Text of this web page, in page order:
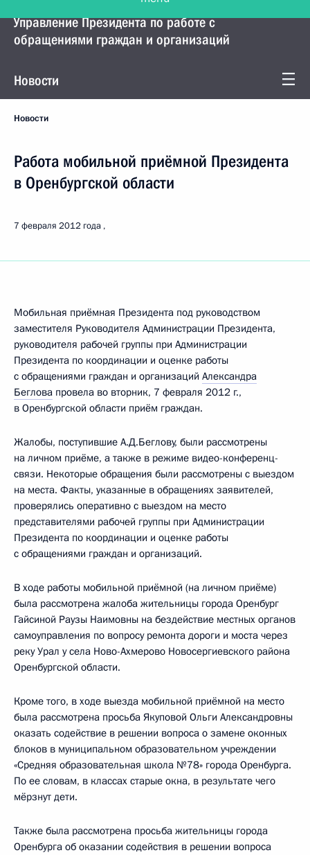
Управление Президента по работе с
обращениями граждан и организаций
Новости
Новости
Работа мобильной приёмной Президента
в Оренбургской области
7 февраля 2012 года
Мобильная приёмная Президента под руководством
заместителя Руководителя Администрации Президента,
руководителя рабочей группы при Администрации
Президента по координации и оценке работы
с обращениями граждан и организаций Александра
Беглова провела во вторник, 7 февраля 2012 г.,
в Оренбургской области приём граждан.
Жалобы, поступившие А.Д.Беглову, были рассмотрены
на личном приёме, а также в режиме видео-конференц-
связи. Некоторые обращения были рассмотрены с выездом
на места. Факты, указанные в обращениях заявителей,
проверялись оперативно с выездом на место
представителями рабочей группы при Администрации
Президента по координации и оценке работы
с обращениями граждан и организаций.
В ходе работы мобильной приёмной (на личном приёме)
была рассмотрена жалоба жительницы города Оренбург
Гайсиной Раузы Наимовны на бездействие местных органов
самоуправления по вопросу ремонта дороги и моста через
реку Урал у села Ново-Ахмерово Новосергиевского района
Оренбургской области.
Кроме того, в ходе выезда мобильной приёмной на место
была рассмотрена просьба Якуповой Ольги Александровны
оказать содействие в решении вопроса о замене оконных
блоков в муниципальном образовательном учреждении
«Средняя образовательная школа №78» города Оренбурга.
По ее словам, в классах старые окна, в результате чего
мёрзнут дети.
Также была рассмотрена просьба жительницы города
Оренбурга об оказании содействия в решении вопроса